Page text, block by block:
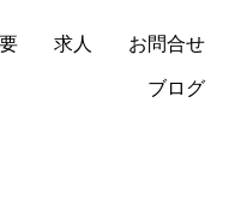
求人
お問合せ
ブログ